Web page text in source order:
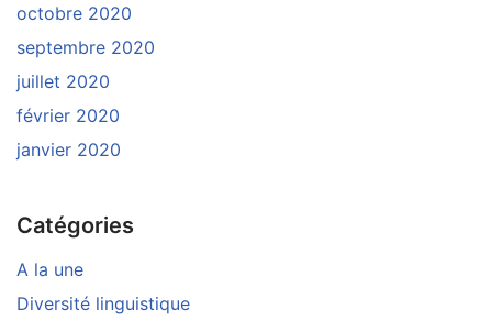
octobre 2020
septembre 2020
juillet 2020
février 2020
janvier 2020
Catégories
A la une
Diversité linguistique